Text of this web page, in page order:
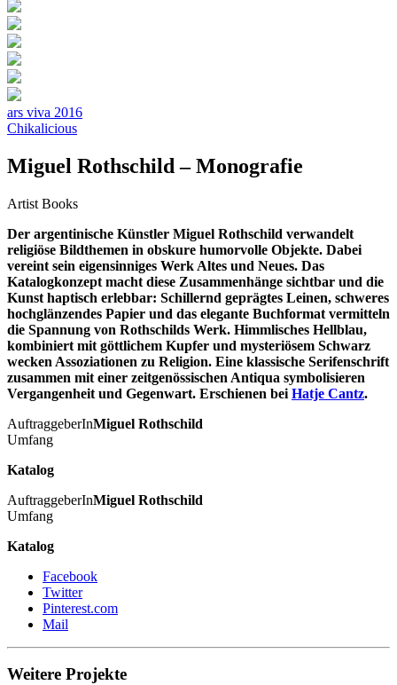
Beitragsnavigation
ars viva 2016
Chikalicious
Miguel Rothschild – Monografie
Artist Books
Der argentinische Künstler Miguel Rothschild verwandelt
religiöse Bildthemen in obskure humorvolle Objekte. Dabei
vereint sein eigensinniges Werk Altes und Neues. Das
Katalogkonzept macht diese Zusammenhänge sichtbar und die
Kunst haptisch erlebbar: Schillernd geprägtes Leinen, schweres
hochglänzendes Papier und das elegante Buchformat vermitteln
die Spannung von Rothschilds Werk. Himmlisches Hellblau,
kombiniert mit göttlichem Kupfer und mysteriösem Schwarz
wecken Assoziationen zu Religion. Eine klassische Serifenschrift
zusammen mit einer zeitgenössischen Antiqua symbolisieren
Vergangenheit und Gegenwart. Erschienen bei Hatje Cantz.
AuftraggeberInMiguel Rothschild
Umfang
Katalog
AuftraggeberInMiguel Rothschild
Umfang
Katalog
Facebook
Twitter
Pinterest.com
Mail
Weitere Projekte